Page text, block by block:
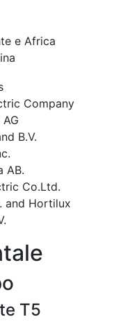
e Africa
Company
B.V.
AB.
Co.Ltd.
and Hortilux
T5